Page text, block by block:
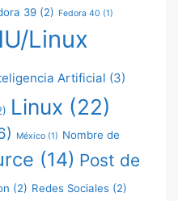
39 (2) Fedora 40 (1)
Linux
Artificial (3)
Linux (22)
México (1) Nombre de
(14) Post de
(2) Redes Sociales (2)